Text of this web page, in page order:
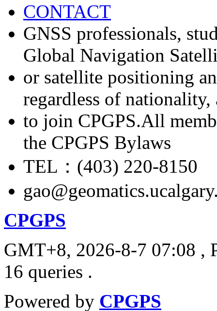
CONTACT
GNSS professionals,
Global Navigation
or satellite positioning
regardless of nationality,
to join CPGPS.All
the CPGPS Bylaws
TEL：(403) 220-8150
CPGPS
GMT+8, 2026-8-7 07:08 ,
16 queries .
Powered by CPGPS